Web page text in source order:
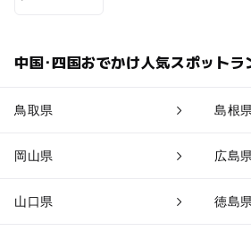
中国･四国おでかけ人気スポットラ
鳥取県 島根県
岡山県 広島県
山口県 徳島県